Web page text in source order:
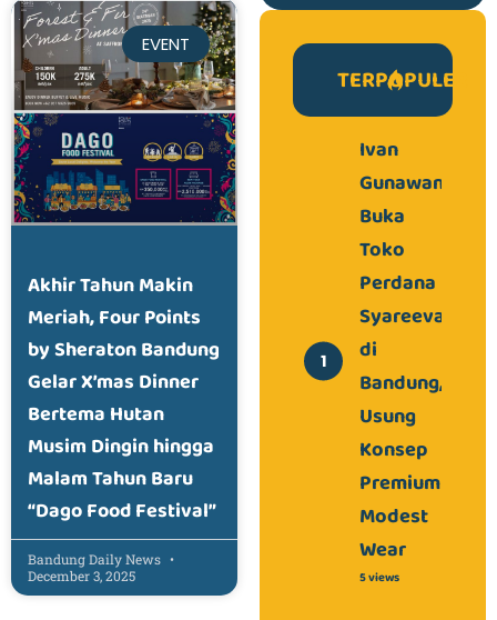
EVENT
Akhir Tahun Makin
Meriah, Four Points
by Sheraton Bandung
Gelar X’mas Dinner
Bertema Hutan
Musim Dingin hingga
Malam Tahun Baru
“Dago Food Festival”
Bandung Daily News
December 3, 2025
TERPOPULER
Ivan
Gunawan
Buka
Toko
Perdana
Syareeva
di
Bandung,
Usung
Konsep
Premium
Modest
Wear
5 views